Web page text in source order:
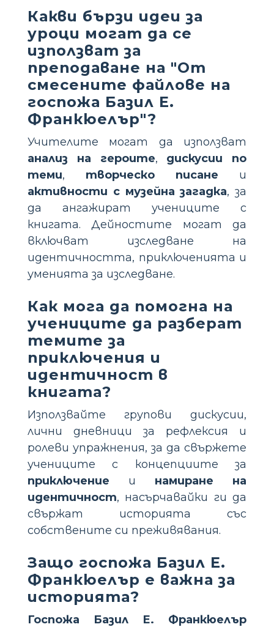
Какви бързи идеи за
уроци могат да се
използват за
преподаване на "От
смесените файлове на
госпожа Базил Е.
Франкюелър"?
Учителите могат да използват
анализ на героите, дискусии по
теми, творческо писане и
активности с музейна загадка, за
да ангажират учениците с
книгата. Дейностите могат да
включват изследване на
идентичността, приключенията и
уменията за изследване.
Как мога да помогна на
учениците да разберат
темите за
приключения и
идентичност в
книгата?
Използвайте групови дискусии,
лични дневници за рефлексия и
ролеви упражнения, за да свържете
учениците с концепциите за
приключение и намиране на
идентичност, насърчавайки ги да
свържат историята със
собствените си преживявания.
Защо госпожа Базил Е.
Франкюелър е важна за
историята?
Госпожа Базил Е. Франкюелър